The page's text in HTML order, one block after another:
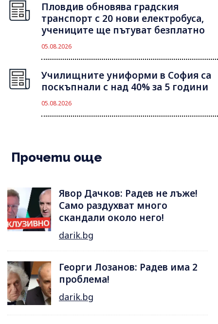
Пловдив обновява градския
транспорт с 20 нови електробуса,
учениците ще пътуват безплатно
05.08.2026
Училищните униформи в София са
поскъпнали с над 40% за 5 години
05.08.2026
Прочети още
Явор Дачков: Радев не лъже!
Само раздухват много
скандали около него!
darik.bg
Георги Лозанов: Радев има 2
проблема!
darik.bg